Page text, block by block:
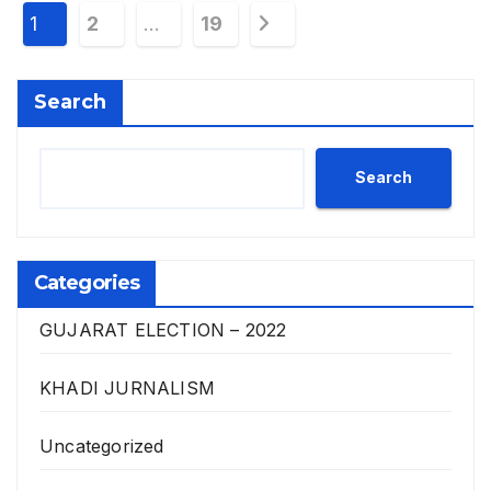
P
1 2 … 19
Search
Search
Categories
GUJARAT ELECTION – 2022
KHADI JURNALISM
Uncategorized